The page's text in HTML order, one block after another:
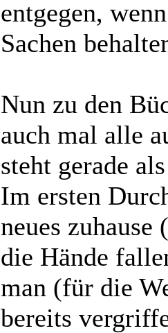
entgegen,
Sachen
Nun zu den
auch mal alle
steht gerade
Im ersten
neues
die Hände
man (für die
bereits